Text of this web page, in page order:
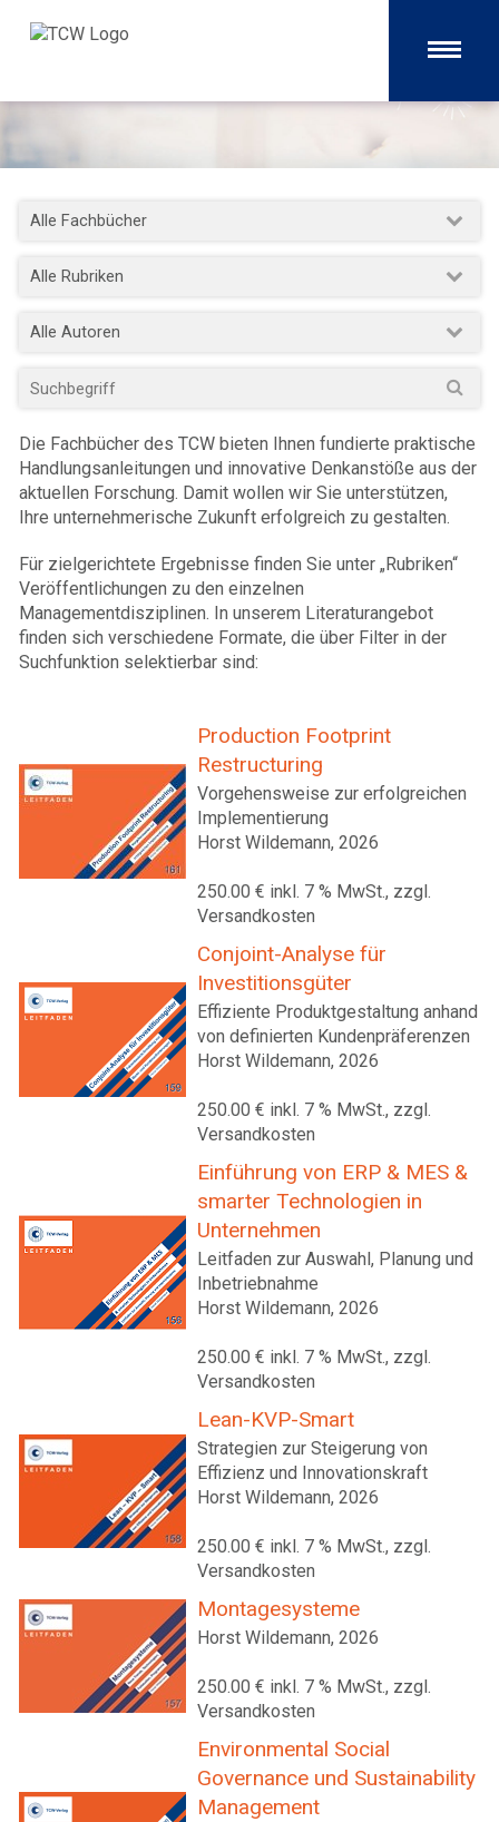
Die Fachbücher des TCW bieten Ihnen fundierte praktische
Handlungsanleitungen und innovative Denkanstöße aus der
aktuellen Forschung. Damit wollen wir Sie unterstützen,
Ihre unternehmerische Zukunft erfolgreich zu gestalten.
Für zielgerichtete Ergebnisse finden Sie unter „Rubriken“
Veröffentlichungen zu den einzelnen
Managementdisziplinen. In unserem Literaturangebot
finden sich verschiedene Formate, die über Filter in der
Suchfunktion selektierbar sind:
Production Footprint
Restructuring
Vorgehensweise zur erfolgreichen
Implementierung
Horst Wildemann, 2026
250.00 € inkl. 7 % MwSt., zzgl.
Versandkosten
Conjoint-Analyse für
Investitionsgüter
Effiziente Produktgestaltung anhand
von definierten Kundenpräferenzen
Horst Wildemann, 2026
250.00 € inkl. 7 % MwSt., zzgl.
Versandkosten
Einführung von ERP & MES &
smarter Technologien in
Unternehmen
Leitfaden zur Auswahl, Planung und
Inbetriebnahme
Horst Wildemann, 2026
250.00 € inkl. 7 % MwSt., zzgl.
Versandkosten
Lean-KVP-Smart
Strategien zur Steigerung von
Effizienz und Innovationskraft
Horst Wildemann, 2026
250.00 € inkl. 7 % MwSt., zzgl.
Versandkosten
Montagesysteme
Horst Wildemann, 2026
250.00 € inkl. 7 % MwSt., zzgl.
Versandkosten
Environmental Social
Governance und Sustainability
Management